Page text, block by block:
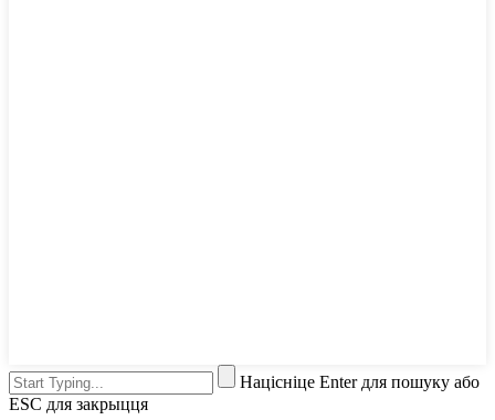
Націсніце Enter для пошуку або
ESC для закрыцця